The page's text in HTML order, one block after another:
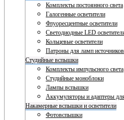
Комплекты постоянного света
Галогенные осветители
Флуоресцентные осветители
Светодиодные LED
Кольцевые осветители
Патроны для ламп источников
Студийные вспышки
Комплекты импульсного света
Студийные моноблоки
Лампы вспышки
Аккумуляторы и адаптеры
Накамерные вспышки и осветители
Фотовспышки